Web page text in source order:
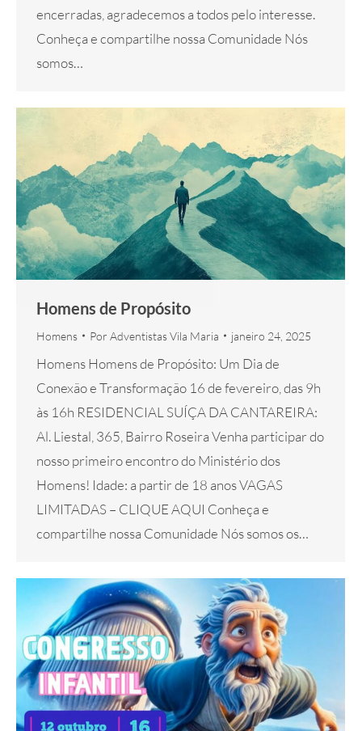
encerradas, agradecemos a todos pelo interesse.
Conheça e compartilhe nossa Comunidade Nós
somos…
Homens de Propósito
Homens Por Adventistas Vila Maria janeiro 24, 2025
Homens Homens de Propósito: Um Dia de
Conexão e Transformação 16 de fevereiro, das 9h
às 16h RESIDENCIAL SUÍÇA DA CANTAREIRA:
Al. Liestal, 365, Bairro Roseira Venha participar do
nosso primeiro encontro do Ministério dos
Homens! Idade: a partir de 18 anos VAGAS
LIMITADAS – CLIQUE AQUI Conheça e
compartilhe nossa Comunidade Nós somos os…